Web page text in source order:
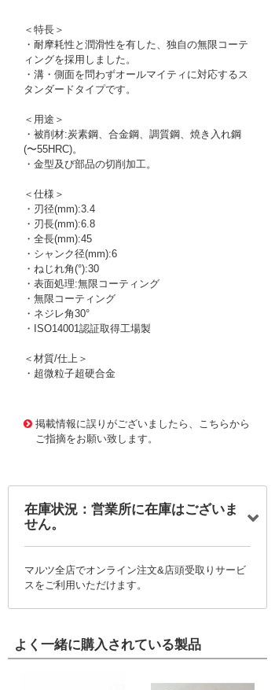
＜特長＞
・耐摩耗性と潤滑性を有した、独自の無限コーテ
ィングを採用しました。
・溝・側面を問わずオールマイティに対応するス
タンダードタイプです。
＜用途＞
・被削材:炭素鋼、合金鋼、調質鋼、焼き入れ鋼
(〜55HRC)。
・金型及び部品の切削加工。
＜仕様＞
・刃径(mm):3.4
・刃長(mm):6.8
・全長(mm):45
・シャンク径(mm):6
・ねじれ角(°):30
・表面処理:無限コーティング
・無限コーティング
・ネジレ角30°
・ISO14001認証取得工場製
＜材質/仕上＞
・超微粒子超硬合金
掲載情報に誤りがございましたら、こちらから
ご指摘をお願い致します。
在庫状況：営業所に在庫はございま
せん。
マルツ全店でオンライン注文&店頭受取りサービ
スをご利用いただけます。
よく一緒に購入されている製品